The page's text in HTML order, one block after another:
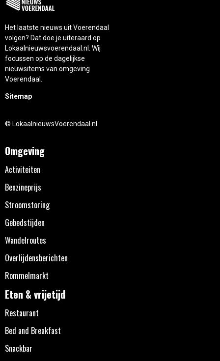
Het laatste nieuws uit Voerendaal
volgen? Dat doe je uiteraard op
Lokaalnieuwsvoerendaal.nl. Wij
focussen op de dagelijkse
nieuwsitems van omgeving
Voerendaal.
Sitemap
© LokaalnieuwsVoerendaal.nl
Omgeving
Activiteiten
Benzineprijs
Stroomstoring
Gebedstijden
Wandelroutes
Overlijdensberichten
Rommelmarkt
Eten & vrijetijd
Restaurant
Bed and Breakfast
Snackbar